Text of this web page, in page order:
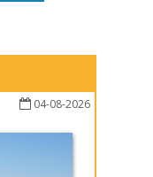
04-08-2026